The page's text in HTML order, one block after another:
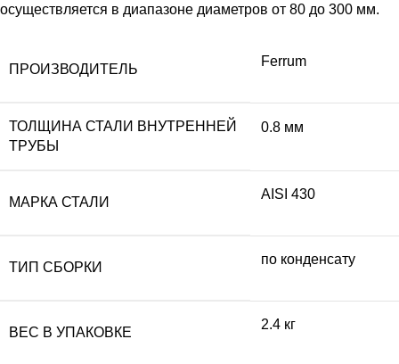
осуществляется в диапазоне диаметров от 80 до 300 мм.
ПРОИЗВОДИТЕЛЬ
Ferrum
ТОЛЩИНА СТАЛИ ВНУТРЕННЕЙ
ТРУБЫ
0.8 мм
МАРКА СТАЛИ
AISI 430
ТИП СБОРКИ
по конденсату
ВЕС В УПАКОВКЕ
2.4 кг